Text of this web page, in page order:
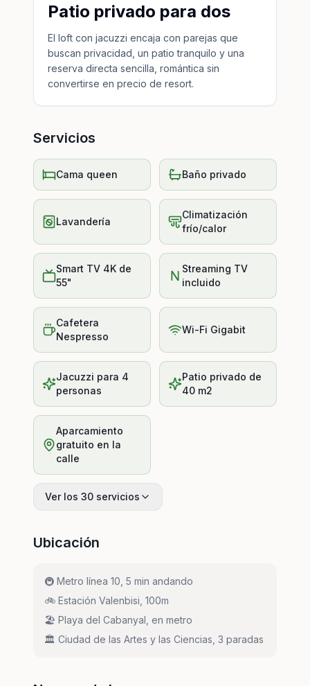
Patio privado para dos
El loft con jacuzzi encaja con parejas que
buscan privacidad, un patio tranquilo y una
reserva directa sencilla, romántica sin
convertirse en precio de resort.
Servicios
Cama queen Baño privado
Lavandería
Climatización
frío/calor
Smart TV 4K de
55"
Streaming TV
incluido
Cafetera
Nespresso
Wi-Fi Gigabit
Jacuzzi para 4
personas
Patio privado de
40 m2
Aparcamiento
gratuito en la
calle
Ver los 30 servicios
Ubicación
🚇 Metro línea 10, 5 min andando
🚲 Estación Valenbisi, 100m
🏖️ Playa del Cabanyal, en metro
🏛️ Ciudad de las Artes y las Ciencias, 3 paradas